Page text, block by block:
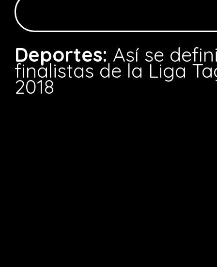
Deportes: Así se
finalistas de la Liga
2018